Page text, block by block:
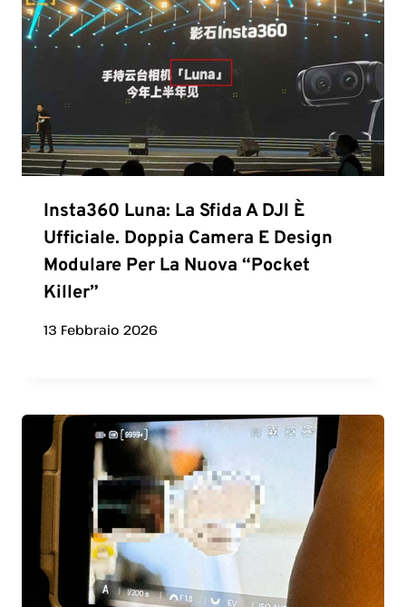
Insta360 Luna: La Sfida A DJI È
Ufficiale. Doppia Camera E Design
Modulare Per La Nuova “Pocket
Killer”
13 Febbraio 2026